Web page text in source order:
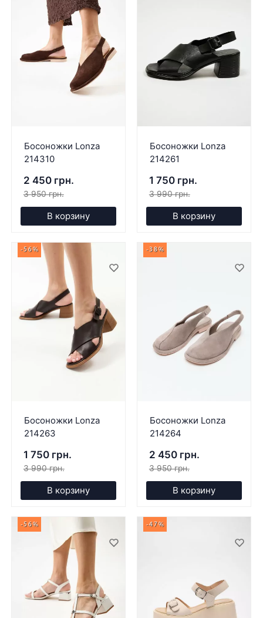
Босоножки Lonza
214310
2 450 грн.
3 950 грн.
В корзину
Босоножки Lonza
214261
1 750 грн.
3 990 грн.
В корзину
-56%
Босоножки Lonza
214263
1 750 грн.
3 990 грн.
В корзину
-38%
Босоножки Lonza
214264
2 450 грн.
3 950 грн.
В корзину
-56% -47%